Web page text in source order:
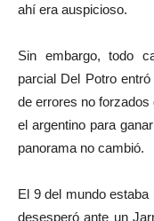
ahí era auspicioso.
Sin embargo, todo
parcial Del Potro
de errores no
el argentino para
panorama no cambió.
El 9 del mundo
desesperó ante un